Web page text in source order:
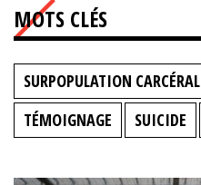
MOTS CLÉS
SURPOPULATION
TÉMOIGNAGE
SUICIDE